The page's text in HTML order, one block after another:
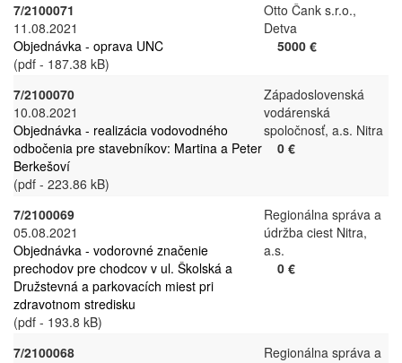
7/2100071
11.08.2021
Objednávka - oprava UNC
(pdf - 187.38 kB)
Otto Čank s.r.o.,
Detva
5000 €
7/2100070
10.08.2021
Objednávka - realizácia vodovodného
odbočenia pre stavebníkov: Martina a Peter
Berkešoví
(pdf - 223.86 kB)
Západoslovenská
vodárenská
spoločnosť, a.s. Nitra
0 €
7/2100069
05.08.2021
Objednávka - vodorovné značenie
prechodov pre chodcov v ul. Školská a
Družstevná a parkovacích miest pri
zdravotnom stredisku
(pdf - 193.8 kB)
Regionálna správa a
údržba ciest Nitra,
a.s.
0 €
7/2100068
Regionálna správa a